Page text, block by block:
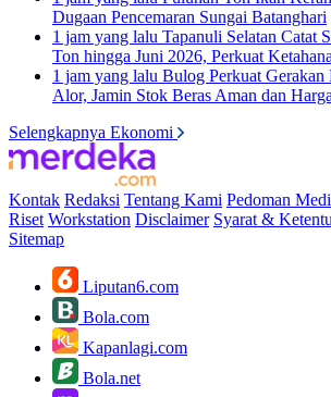
Dugaan Pencemaran Sungai Batanghari
1 jam yang lalu Tapanuli Selatan Catat
Ton hingga Juni 2026, Perkuat
1 jam yang lalu Bulog Perkuat Gerakan
Alor, Jamin Stok Beras Aman dan
Selengkapnya Ekonomi
Kontak Redaksi Tentang Kami Pedoman
Riset Workstation Disclaimer Syarat &
Sitemap
Liputan6.com
Bola.com
Kapanlagi.com
Bola.net